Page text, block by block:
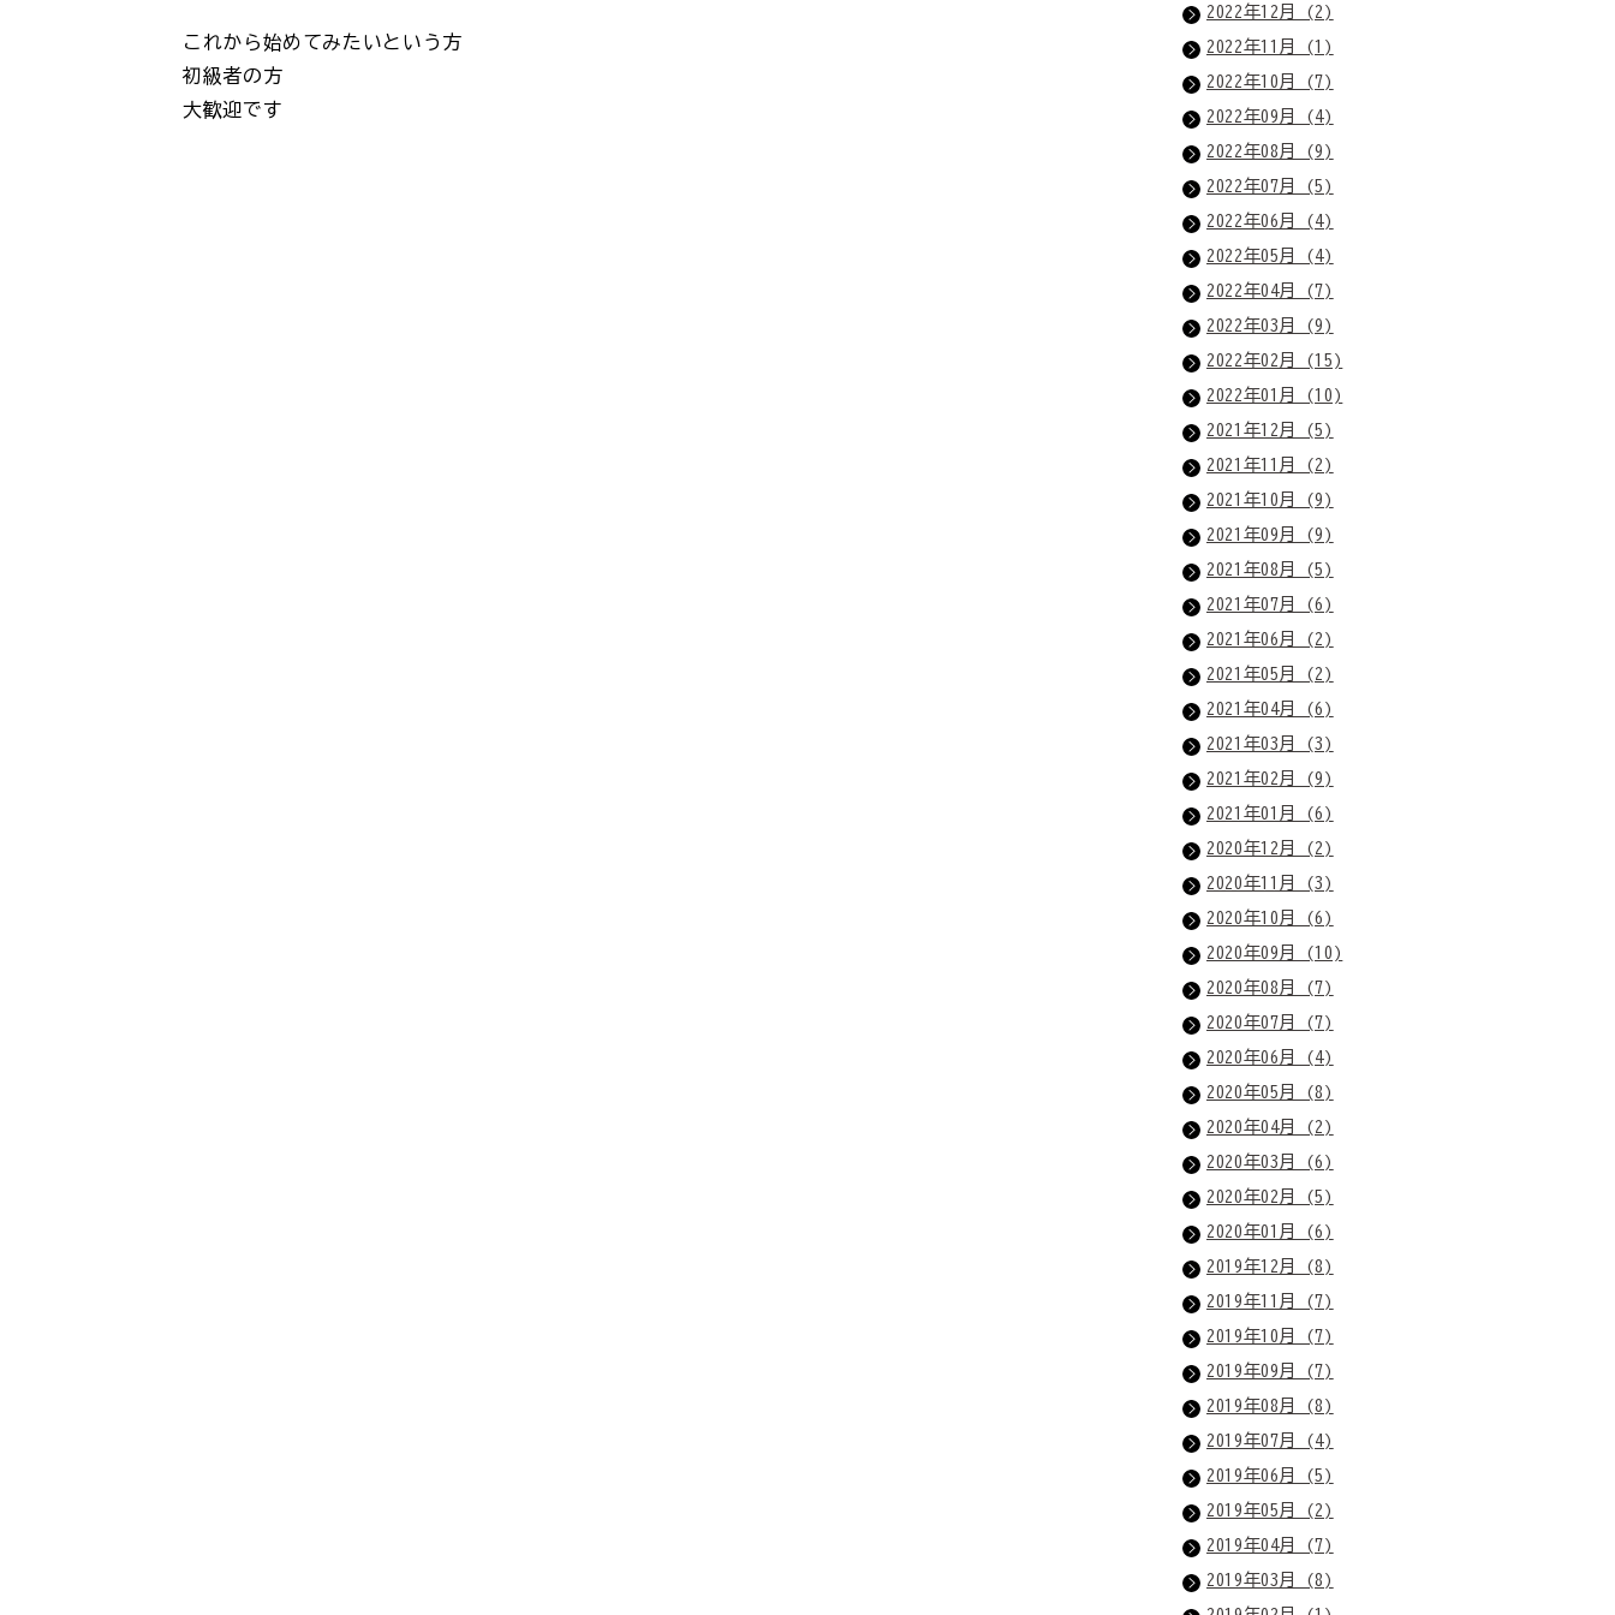
これから始めてみたいという方
初級者の方
大歓迎です
2022年12月 (2)
2022年11月 (1)
2022年10月 (7)
2022年09月 (4)
2022年08月 (9)
2022年07月 (5)
2022年06月 (4)
2022年05月 (4)
2022年04月 (7)
2022年03月 (9)
2022年02月 (15)
2022年01月 (10)
2021年12月 (5)
2021年11月 (2)
2021年10月 (9)
2021年09月 (9)
2021年08月 (5)
2021年07月 (6)
2021年06月 (2)
2021年05月 (2)
2021年04月 (6)
2021年03月 (3)
2021年02月 (9)
2021年01月 (6)
2020年12月 (2)
2020年11月 (3)
2020年10月 (6)
2020年09月 (10)
2020年08月 (7)
2020年07月 (7)
2020年06月 (4)
2020年05月 (8)
2020年04月 (2)
2020年03月 (6)
2020年02月 (5)
2020年01月 (6)
2019年12月 (8)
2019年11月 (7)
2019年10月 (7)
2019年09月 (7)
2019年08月 (8)
2019年07月 (4)
2019年06月 (5)
2019年05月 (2)
2019年04月 (7)
2019年03月 (8)